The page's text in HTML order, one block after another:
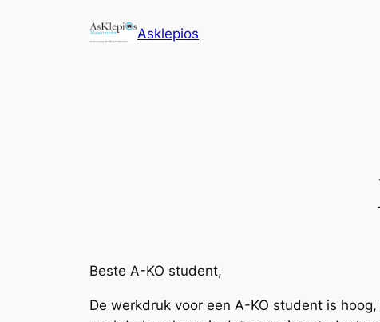
Asklepios
Beste A-KO student,
De werkdruk voor een A-KO student is